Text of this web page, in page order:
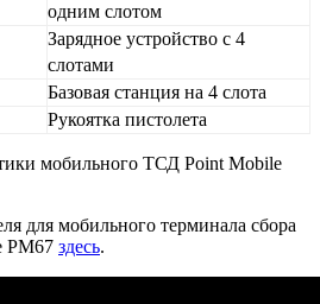
одним слотом
Зарядное устройство с 4
слотами
Базовая станция на 4 слота
Рукоятка пистолета
мобильного ТСД Point Mobile
для мобильного терминала сбора
PM67 здесь.